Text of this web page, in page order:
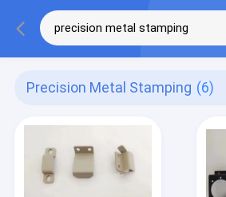
Precision Metal Stamping (6)